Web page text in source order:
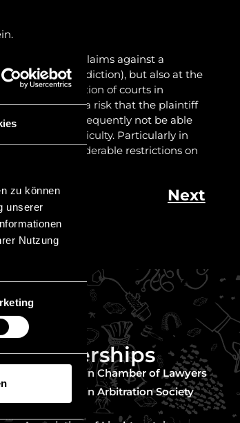
zu können
unserer
Nutzung
to assert claims against a
rule of jurisdiction), but also at the
The jurisdiction of courts in
a case, there is a risk that the plaintiff
he will subsequently not be able
difficulty. Particularly in
there are considerable restrictions on
Next
Memberships
Liechtenstein Chamber of Lawyers
Liechtenstein Arbitration Society
(LIS)